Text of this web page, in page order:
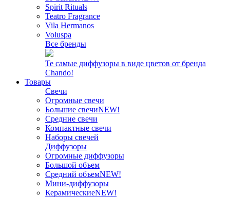
Spirit Rituals
Teatro Fragrance
Vila Hermanos
Voluspa
Все бренды
Те самые диффузоры в виде цветов от бренда
Chando!
Товары
Свечи
Огромные свечи
Большие свечиNEW!
Средние свечи
Компактные свечи
Наборы свечей
Диффузоры
Огромные диффузоры
Большой объем
Средний объемNEW!
Мини-диффузоры
КерамическиеNEW!